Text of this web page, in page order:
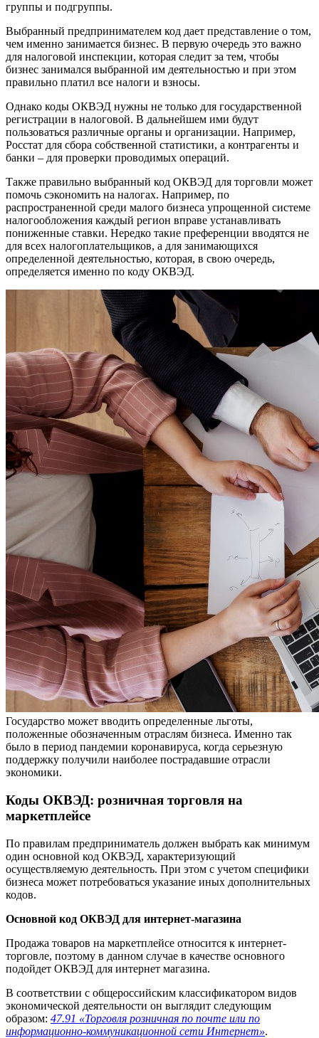
группы и подгруппы.
Выбранный предпринимателем код дает представление о том,
чем именно занимается бизнес. В первую очередь это важно
для налоговой инспекции, которая следит за тем, чтобы
бизнес занимался выбранной им деятельностью и при этом
правильно платил все налоги и взносы.
Однако коды ОКВЭД нужны не только для государственной
регистрации в налоговой. В дальнейшем ими будут
пользоваться различные органы и организации. Например,
Росстат для сбора собственной статистики, а контрагенты и
банки – для проверки проводимых операций.
Также правильно выбранный код ОКВЭД для торговли может
помочь сэкономить на налогах. Например, по
распространенной среди малого бизнеса упрощенной системе
налогообложения каждый регион вправе устанавливать
пониженные ставки. Нередко такие преференции вводятся не
для всех налогоплательщиков, а для занимающихся
определенной деятельностью, которая, в свою очередь,
определяется именно по коду ОКВЭД.
Государство может вводить определенные льготы,
положенные обозначенным отраслям бизнеса. Именно так
было в период пандемии коронавируса, когда серьезную
поддержку получили наиболее пострадавшие отрасли
экономики.
Коды ОКВЭД: розничная торговля на
маркетплейсе
По правилам предприниматель должен выбрать как минимум
один основной код ОКВЭД, характеризующий
осуществляемую деятельность. При этом с учетом специфики
бизнеса может потребоваться указание иных дополнительных
кодов.
Основной код ОКВЭД для интернет-магазина
Продажа товаров на маркетплейсе относится к интернет-
торговле, поэтому в данном случае в качестве основного
подойдет ОКВЭД для интернет магазина.
В соответствии с общероссийским классификатором видов
экономической деятельности он выглядит следующим
образом: 47.91 «Торговля розничная по почте или по
информационно-коммуникационной сети Интернет».